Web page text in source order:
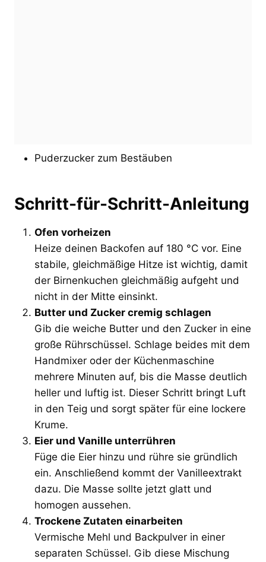
Puderzucker zum Bestäuben
Schritt-für-Schritt-Anleitung
Ofen vorheizen
Heize deinen Backofen auf 180 °C vor. Eine
stabile, gleichmäßige Hitze ist wichtig, damit
der Birnenkuchen gleichmäßig aufgeht und
nicht in der Mitte einsinkt.
Butter und Zucker cremig schlagen
Gib die weiche Butter und den Zucker in eine
große Rührschüssel. Schlage beides mit dem
Handmixer oder der Küchenmaschine
mehrere Minuten auf, bis die Masse deutlich
heller und luftig ist. Dieser Schritt bringt Luft
in den Teig und sorgt später für eine lockere
Krume.
Eier und Vanille unterrühren
Füge die Eier hinzu und rühre sie gründlich
ein. Anschließend kommt der Vanilleextrakt
dazu. Die Masse sollte jetzt glatt und
homogen aussehen.
Trockene Zutaten einarbeiten
Vermische Mehl und Backpulver in einer
separaten Schüssel. Gib diese Mischung